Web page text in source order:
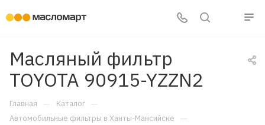
Масляный фильтр
TOYOTA 90915-YZZN2
Главная — Каталог —
Автомобильные фильтры в Ханты-Мансийске —